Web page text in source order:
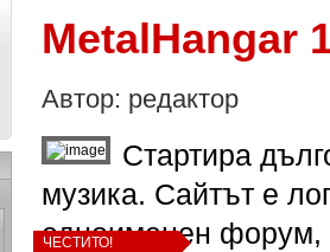
MetalHangar
Автор: редактор
ЧЕСТИТО!
Стартира
музика. Сайтът е
едноименен форум,